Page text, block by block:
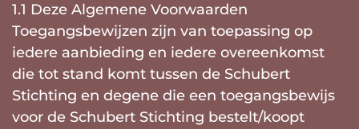
1.1 Deze Algemene Voorwaarden
Toegangsbewijzen zijn van toepassing op
iedere aanbieding en iedere overeenkomst
die tot stand komt tussen de Schubert
Stichting en degene die een toegangsbewijs
voor de Schubert Stichting bestelt/koopt